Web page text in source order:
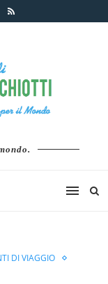
DI VIAGGIO